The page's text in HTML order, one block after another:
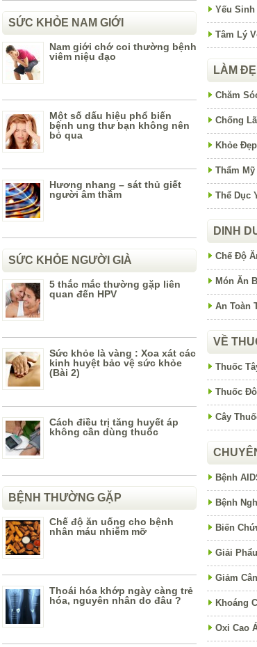
SỨC KHỎE NAM GIỚI
Nam giới chớ coi thường bệnh
viêm niệu đạo
Một số dấu hiệu phổ biến
bệnh ung thư bạn không nên
bỏ qua
Hương nhang – sát thủ giết
người âm thầm
SỨC KHỎE NGƯỜI GIÀ
5 thắc mắc thường gặp liên
quan đến HPV
Sức khỏe là vàng : Xoa xát các
kinh huyệt bảo vệ sức khỏe
(Bài 2)
Cách điều trị tăng huyết áp
không cần dùng thuốc
BỆNH THƯỜNG GẶP
Chế độ ăn uống cho bệnh
nhân máu nhiễm mỡ
Thoái hóa khớp ngày càng trẻ
hóa, nguyên nhân do đâu ?
Yếu Sinh
Tâm Lý
LÀM
Chăm
Chống
Khỏe Đẹp
Thẩm Mỹ
Thể Dục
DINH
Chế Độ
Món Ăn
An Toàn
VỀ
Thuốc
Thuốc
Cây
Bệnh
Bệnh
Biến
Giải
Giảm
Khoáng
Oxi Cao